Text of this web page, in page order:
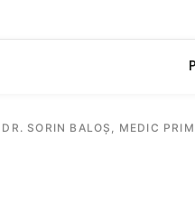
DR. SORIN BALOȘ, MEDIC